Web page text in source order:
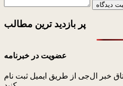
دیدگاه
پر بازدید ترین مطالب
عضویت در خبرنامه
خبر ال‌جی از طریق ایمیل ثبت نام